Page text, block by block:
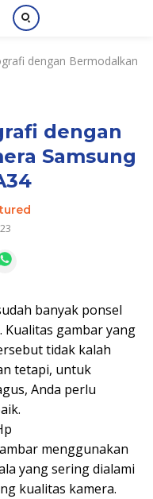
dengan Bermodalkan
dengan
Samsung
banyak ponsel
gambar yang
tidak kalah
tetapi, untuk
Anda perlu
menggunakan
yang sering dialami
kualitas kamera.